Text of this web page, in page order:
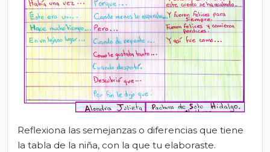
Reflexiona las semejanzas o diferencias que tiene
la tabla de la niña, con la que tu elaboraste.